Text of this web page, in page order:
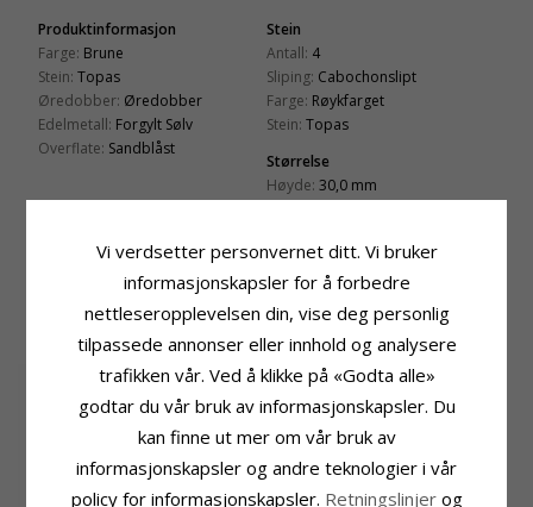
Produktinformasjon
Farge: Brune
Stein: Topas
Øredobber: Øredobber
Edelmetall: Forgylt Sølv
Overflate: Sandblåst
Stein
Antall: 4
Sliping: Cabochonslipt
Farge: Røykfarget
Stein: Topas
Størrelse
Høyde: 30,0 mm
Leveringstid
Ca. 5-10 Hverdager
KUNDER KJØPER OGSÅ
Vi verdsetter personvernet ditt. Vi bruker
informasjonskapsler for å forbedre
nettleseropplevelsen din, vise deg personlig
tilpassede annonser eller innhold og analysere
trafikken vår. Ved å klikke på «Godta alle»
godtar du vår bruk av informasjonskapsler. Du
kan finne ut mer om vår bruk av
informasjonskapsler og andre teknologier i vår
policy for informasjonskapsler. Retningslinjer og